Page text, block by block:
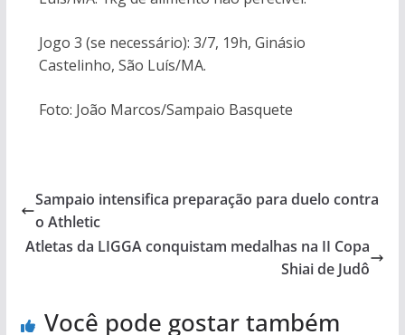
Jogo 3 (se necessário): 3/7, 19h, Ginásio
Castelinho, São Luís/MA.
Foto: João Marcos/Sampaio Basquete
Sampaio intensifica preparação para duelo contra
o Athletic
Atletas da LIGGA conquistam medalhas na II Copa
Shiai de Judô
Você pode gostar também